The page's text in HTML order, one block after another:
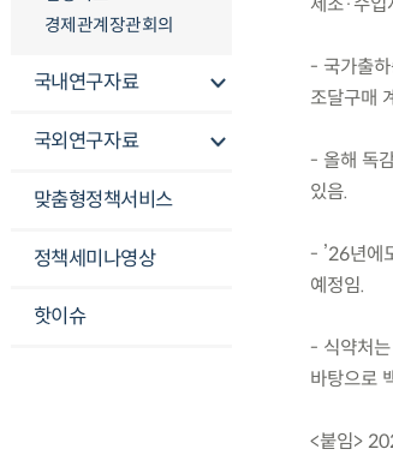
경제관계장관회의
국내연구자료
국외연구자료
맞춤형정책서비스
정책세미나영상
핫이슈
제조·수입
- 국가출
조달구매
- 올해 독
있음.
- ’26년에
예정임.
- 식약처
바탕으로
<붙임>